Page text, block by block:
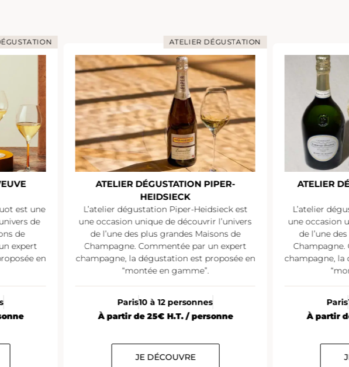
est une
de
de
expert
en
ATELIER DÉGUSTATION
ATELIER DÉGUSTATION PIPER-
HEIDSIECK
L’atelier dégustation Piper-Heidsieck est
une occasion unique de découvrir l’univers
de l’une des plus grandes Maisons de
Champagne. Commentée par un expert
champagne, la dégustation est proposée en
“montée en gamme”.
Paris10 à 12 personnes
À partir de 25€ H.T. / personne
JE DÉCOUVRE
ATELIER
L’atelier
une occasion
de l’une
champagne, la
Paris
À partir